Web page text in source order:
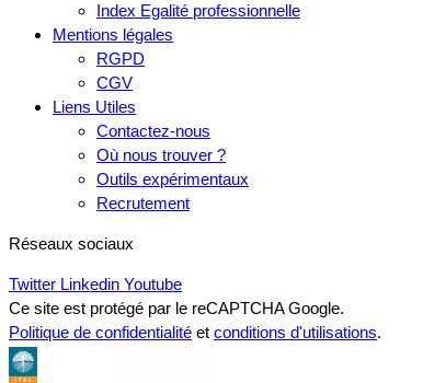
Index Egalité professionnelle
Mentions légales
RGPD
CGV
Liens Utiles
Contactez-nous
Où nous trouver ?
Outils expérimentaux
Recrutement
Réseaux sociaux
Twitter Linkedin Youtube
Ce site est protégé par le reCAPTCHA Google.
Politique de confidentialité et conditions d'utilisations.